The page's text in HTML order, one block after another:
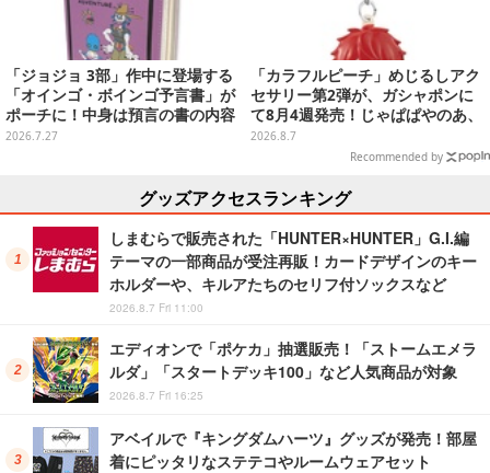
「ジョジョ 3部」作中に登場する
「オインゴ・ボインゴ予言書」が
ポーチに！中身は預言の書の内容
やアニメ総柄デザインをプリント
2026.7.27
「カラフルピーチ」めじるしアク
セサリー第2弾が、ガシャポンに
て8月4週発売！じゃぱぱやのあ、
シヴァたちメンバー11名分ライン
2026.8.7
Recommended by
グッズアクセスランキング
しまむらで販売された「HUNTER×HUNTER」G.I.編
テーマの一部商品が受注再販！カードデザインのキー
ホルダーや、キルアたちのセリフ付ソックスなど
2026.8.7 Fri 11:00
エディオンで「ポケカ」抽選販売！「ストームエメラ
ルダ」「スタートデッキ100」など人気商品が対象
2026.8.7 Fri 16:25
アベイルで『キングダムハーツ』グッズが発売！部屋
着にピッタリなステテコやルームウェアセット